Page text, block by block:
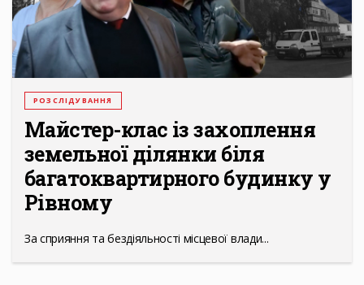
РОЗСЛІДУВАННЯ
Майстер-клас із захоплення
земельної ділянки біля
багатоквартирного будинку у
Рівному
За сприяння та бездіяльності місцевої влади...